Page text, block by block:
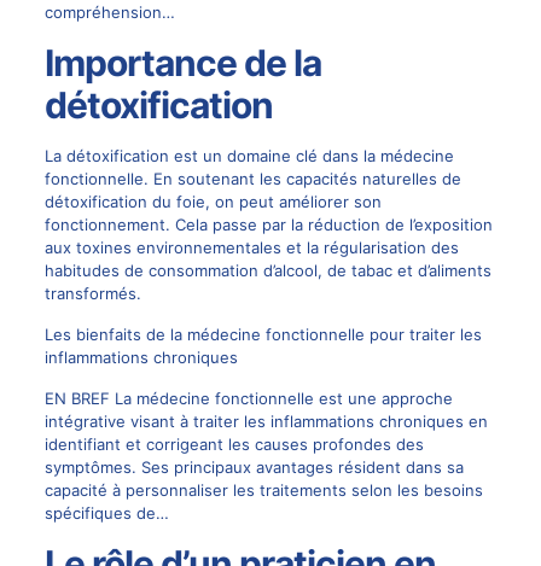
compréhension…
Importance de la
détoxification
La détoxification est un domaine clé dans la médecine
fonctionnelle. En soutenant les capacités naturelles de
détoxification du foie, on peut améliorer son
fonctionnement. Cela passe par la réduction de l’exposition
aux toxines environnementales et la régularisation des
habitudes de consommation d’alcool, de tabac et d’aliments
transformés.
Les bienfaits de la médecine fonctionnelle pour traiter les
inflammations chroniques
EN BREF La médecine fonctionnelle est une approche
intégrative visant à traiter les inflammations chroniques en
identifiant et corrigeant les causes profondes des
symptômes. Ses principaux avantages résident dans sa
capacité à personnaliser les traitements selon les besoins
spécifiques de…